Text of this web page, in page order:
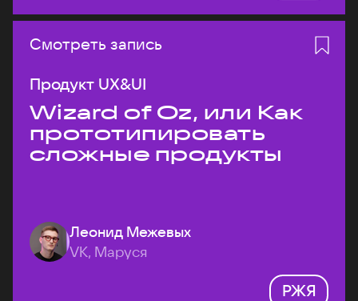
Смотреть запись
Продукт UX&UI
Wizard of Oz, или Как
прототипировать
сложные продукты
Леонид Межевых
VK, Маруся
РЖЯ